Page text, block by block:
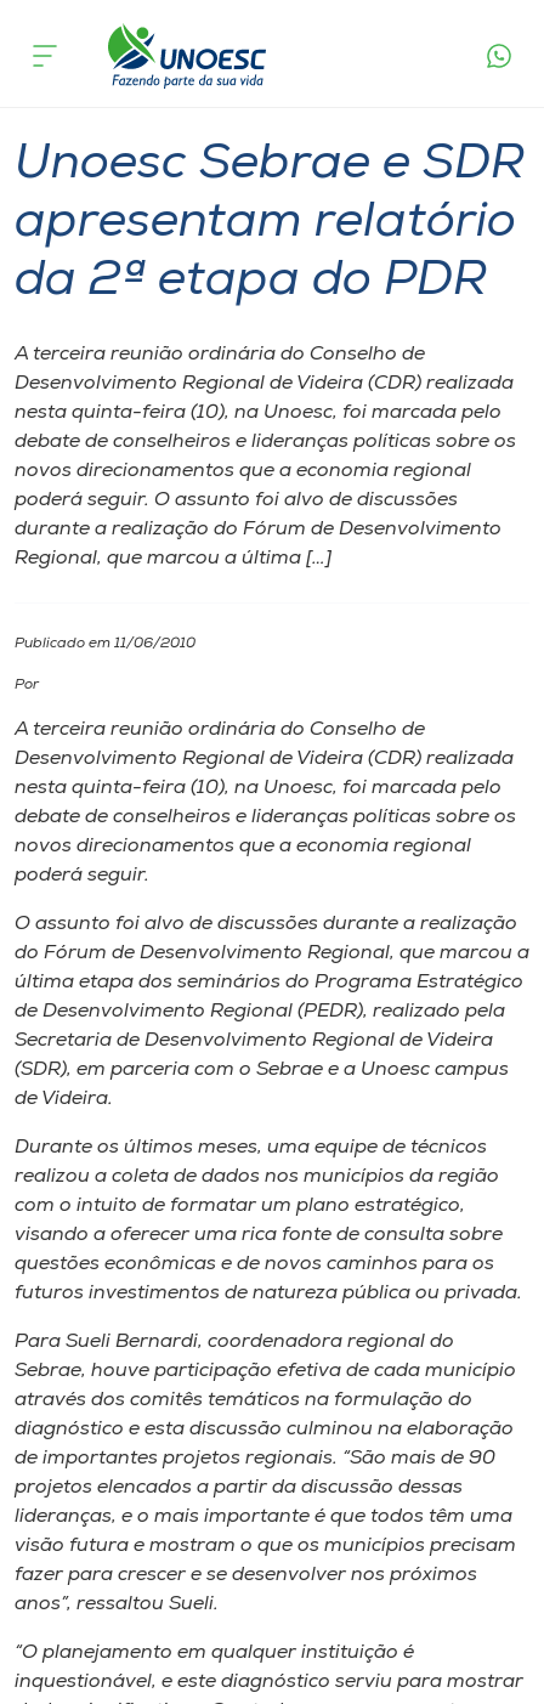
Cursos
Atendimento ao Estudante
Portal de Ensino
A
Internacionalização
Cultura
CPA
Biblioteca
Editora
Rádio
Museu
Unoesc
Store
o idioma
acontece
Unoesc Sebrae e SDR
apresentam relatório
da 2ª etapa do PDR
A terceira reunião ordinária do Conselho de
Desenvolvimento Regional de Videira (CDR) realizada
nesta quinta-feira (10), na Unoesc, foi marcada pelo
debate de conselheiros e lideranças políticas sobre os
novos direcionamentos que a economia regional
poderá seguir. O assunto foi alvo de discussões
durante a realização do Fórum de Desenvolvimento
Regional, que marcou a última […]
Publicado em 11/06/2010
Por
A terceira reunião ordinária do Conselho de
Desenvolvimento Regional de Videira (CDR) realizada
nesta quinta-feira (10), na Unoesc, foi marcada pelo
debate de conselheiros e lideranças políticas sobre os
novos direcionamentos que a economia regional
poderá seguir.
O assunto foi alvo de discussões durante a realização
do Fórum de Desenvolvimento Regional, que marcou a
última etapa dos seminários do Programa Estratégico
de Desenvolvimento Regional (PEDR), realizado pela
Secretaria de Desenvolvimento Regional de Videira
(SDR), em parceria com o Sebrae e a Unoesc campus
de Videira.
Durante os últimos meses, uma equipe de técnicos
realizou a coleta de dados nos municípios da região
com o intuito de formatar um plano estratégico,
visando a oferecer uma rica fonte de consulta sobre
questões econômicas e de novos caminhos para os
futuros investimentos de natureza pública ou privada.
Para Sueli Bernardi, coordenadora regional do
Sebrae, houve participação efetiva de cada município
através dos comitês temáticos na formulação do
diagnóstico e esta discussão culminou na elaboração
de importantes projetos regionais. “São mais de 90
projetos elencados a partir da discussão dessas
lideranças, e o mais importante é que todos têm uma
visão futura e mostram o que os municípios precisam
fazer para crescer e se desenvolver nos próximos
anos”, ressaltou Sueli.
“O planejamento em qualquer instituição é
inquestionável, e este diagnóstico serviu para mostrar